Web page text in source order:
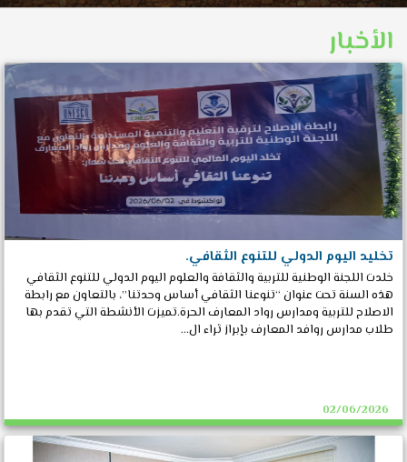
الأخبار
تخليد اليوم الدولي للتنوع الثقافي.
خلدت اللجنة الوطنية للتربية والثقافة والعلوم اليوم الدولي للتنوع الثقافي
هذه السنة تحت عنوان “تنوعنا الثقافي أساس وحدتنا”، بالتعاون مع رابطة
الاصلاح للتربية ومدارس رواد المعارف الحرة.تميزت الأنشطة التي تقدم بها
طلاب مدارس روافد المعارف بإبراز ثراء ال...
02/06/2026